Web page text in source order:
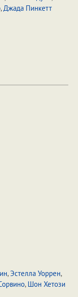
,Джада Пинкетт
,Эстелла Уоррен,
, Шон Хетози